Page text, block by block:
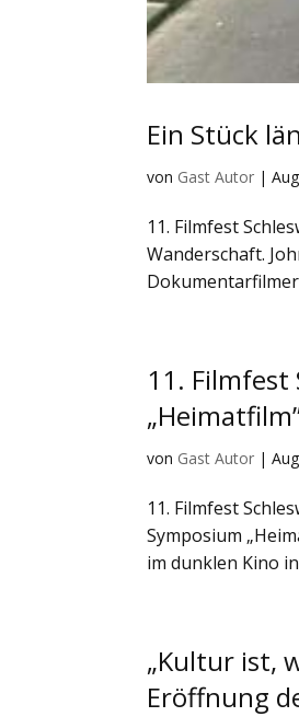
Ein Stück
von Gast Autor |
11. Filmfest
Wanderschaft.
11. Filmfest
von Gast Autor |
11. Filmfest
Symposium
im dunklen Kino
„Kultur ist,
Eröffnung